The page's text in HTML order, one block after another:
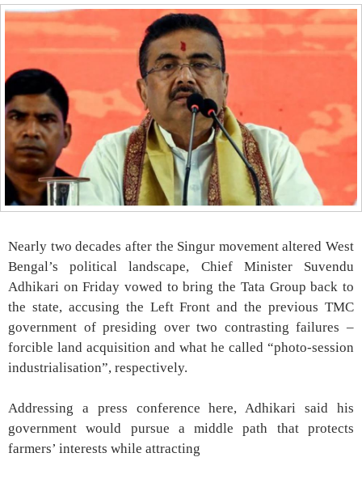
Nearly two decades after the Singur movement altered West
Bengal’s political landscape, Chief Minister Suvendu
Adhikari on Friday vowed to bring the Tata Group back to
the state, accusing the Left Front and the previous TMC
government of presiding over two contrasting failures –
forcible land acquisition and what he called “photo-session
industrialisation”, respectively.
Addressing a press conference here, Adhikari said his
government would pursue a middle path that protects
farmers’ interests while attracting